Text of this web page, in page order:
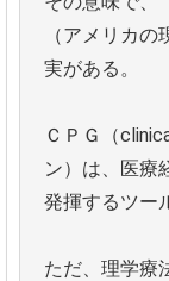
（アメリカ
実がある。
ＣＰＧ（
ン）は、医療
発揮するツー
ただ、理学療